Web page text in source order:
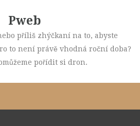
Pweb
příliš zhýčkaní na to, abyste
to není právě vhodná roční doba?
pořídit si dron.